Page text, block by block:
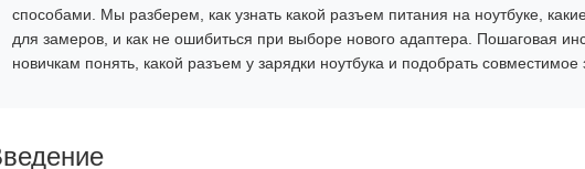
способами. Мы разберем, как узнать какой разъем питания на ноутбуке,
для замеров, и как не ошибиться при выборе нового адаптера. Пошаговая
новичкам понять, какой разъем у зарядки ноутбука и подобрать совместимое